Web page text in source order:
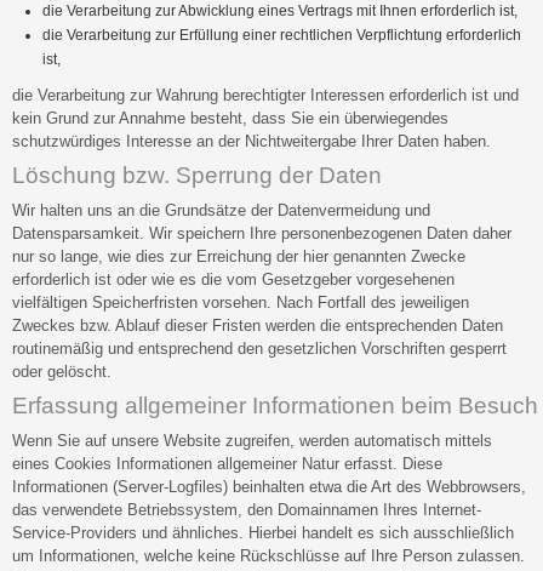
die Verarbeitung zur Abwicklung eines Vertrags mit Ihnen erforderlich ist,
die Verarbeitung zur Erfüllung einer rechtlichen Verpflichtung erforderlich
ist,
die Verarbeitung zur Wahrung berechtigter Interessen erforderlich ist und
kein Grund zur Annahme besteht, dass Sie ein überwiegendes
schutzwürdiges Interesse an der Nichtweitergabe Ihrer Daten haben.
Löschung bzw. Sperrung der Daten
Wir halten uns an die Grundsätze der Datenvermeidung und
Datensparsamkeit. Wir speichern Ihre personenbezogenen Daten daher
nur so lange, wie dies zur Erreichung der hier genannten Zwecke
erforderlich ist oder wie es die vom Gesetzgeber vorgesehenen
vielfältigen Speicherfristen vorsehen. Nach Fortfall des jeweiligen
Zweckes bzw. Ablauf dieser Fristen werden die entsprechenden Daten
routinemäßig und entsprechend den gesetzlichen Vorschriften gesperrt
oder gelöscht.
Erfassung allgemeiner Informationen beim
Wenn Sie auf unsere Website zugreifen, werden automatisch mittels
eines Cookies Informationen allgemeiner Natur erfasst. Diese
Informationen (Server-Logfiles) beinhalten etwa die Art des Webbrowsers,
das verwendete Betriebssystem, den Domainnamen Ihres Internet-
Service-Providers und ähnliches. Hierbei handelt es sich ausschließlich
um Informationen, welche keine Rückschlüsse auf Ihre Person zulassen.